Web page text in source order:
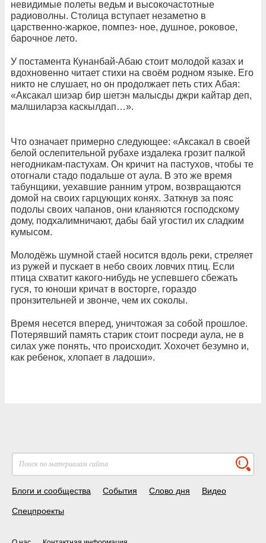
невидимые полеты ведьм и высокочастотные
радиоволны. Столица вступает незаметно в
царственно-жаркое, помпез- ное, душное, роковое,
барочное лето.
У постамента Кунанбай-Абаю стоит молодой казах и
вдохновенно читает стихи на своём родном языке. Его
никто не слушает, но он продолжает петь стих Абая:
«Аксакал шиэар бир шетэн малысды джри кайтар деп,
малшиларэа каскылдап…».
Что означает примерно следующее: «Аксакал в своей
белой ослепительной рубахе издалека грозит палкой
негодникам-пастухам. Он кричит на пастухов, чтобы те
отогнали стадо подальше от аула. В это же время
табунщики, уехавшие ранним утром, возвращаются
домой на своих гарцующих конях. Заткнув за пояс
подолы своих чапанов, они кланяются господскому
дому, подхалимничают, дабы бай угостил их сладким
кумысом.
Молодёжь шумной стаей носится вдоль реки, стреляет
из ружей и пускает в небо своих ловчих птиц. Если
птица схватит какого-нибудь не успевшего сбежать
гуся, то юноши кричат в восторге, гораздо
пронзительней и звонче, чем их соколы.
Время несется вперед, уничтожая за собой прошлое.
Потерявший память старик стоит посреди аула, не в
силах уже понять, что происходит. Хохочет безумно и,
как ребенок, хлопает в ладоши».
Блоги и сообщества События Слово дня Видео
Спецпроекты